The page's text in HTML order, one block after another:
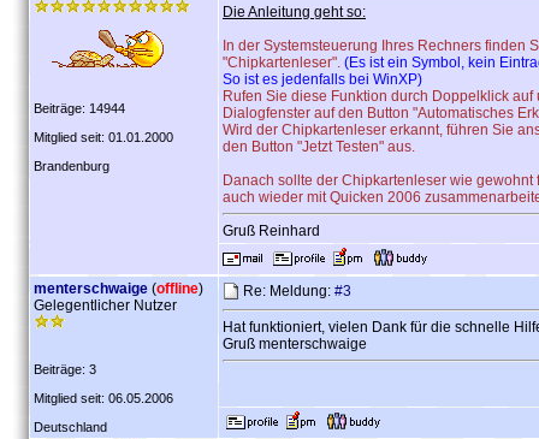
Beiträge: 14944
Mitglied seit: 01.01.2000
Brandenburg
Die Anleitung geht so:
In der Systemsteuerung Ihres Rechners finden
"Chipkartenleser". (Es ist ein Symbol, kein
So ist es jedenfalls bei WinXP)
Rufen Sie diese Funktion durch Doppelklick auf
Dialogfenster auf den Button "Automatisches
Wird der Chipkartenleser erkannt, führen Sie
den Button "Jetzt Testen" aus.
Danach sollte der Chipkartenleser wie gewohnt
auch wieder mit Quicken 2006
Gruß Reinhard
menterschwaige (offline)
Gelegentlicher Nutzer
Beiträge: 3
Mitglied seit: 06.05.2006
Deutschland
Re: Meldung: #3
Hat funktioniert, vielen Dank für die schnelle
Gruß menterschwaige